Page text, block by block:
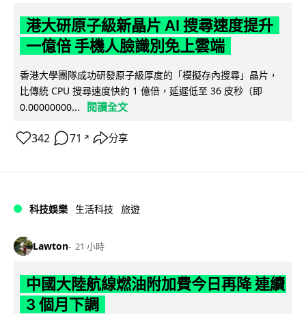
港大研原子級新晶片 AI 搜尋速度提升
一億倍 手機人臉識別免上雲端
香港大學團隊成功研發原子級厚度的「模擬存內搜尋」晶片，
比傳統 CPU 搜尋速度快約 1 億倍，延遲低至 36 皮秒（即
0.00000000...
閱讀全文
342 71 ↗ 分享
科技娛樂 生活科技 旅遊
Lawton 21 小時
中國大陸航線燃油附加費今日再降 連續
3 個月下調